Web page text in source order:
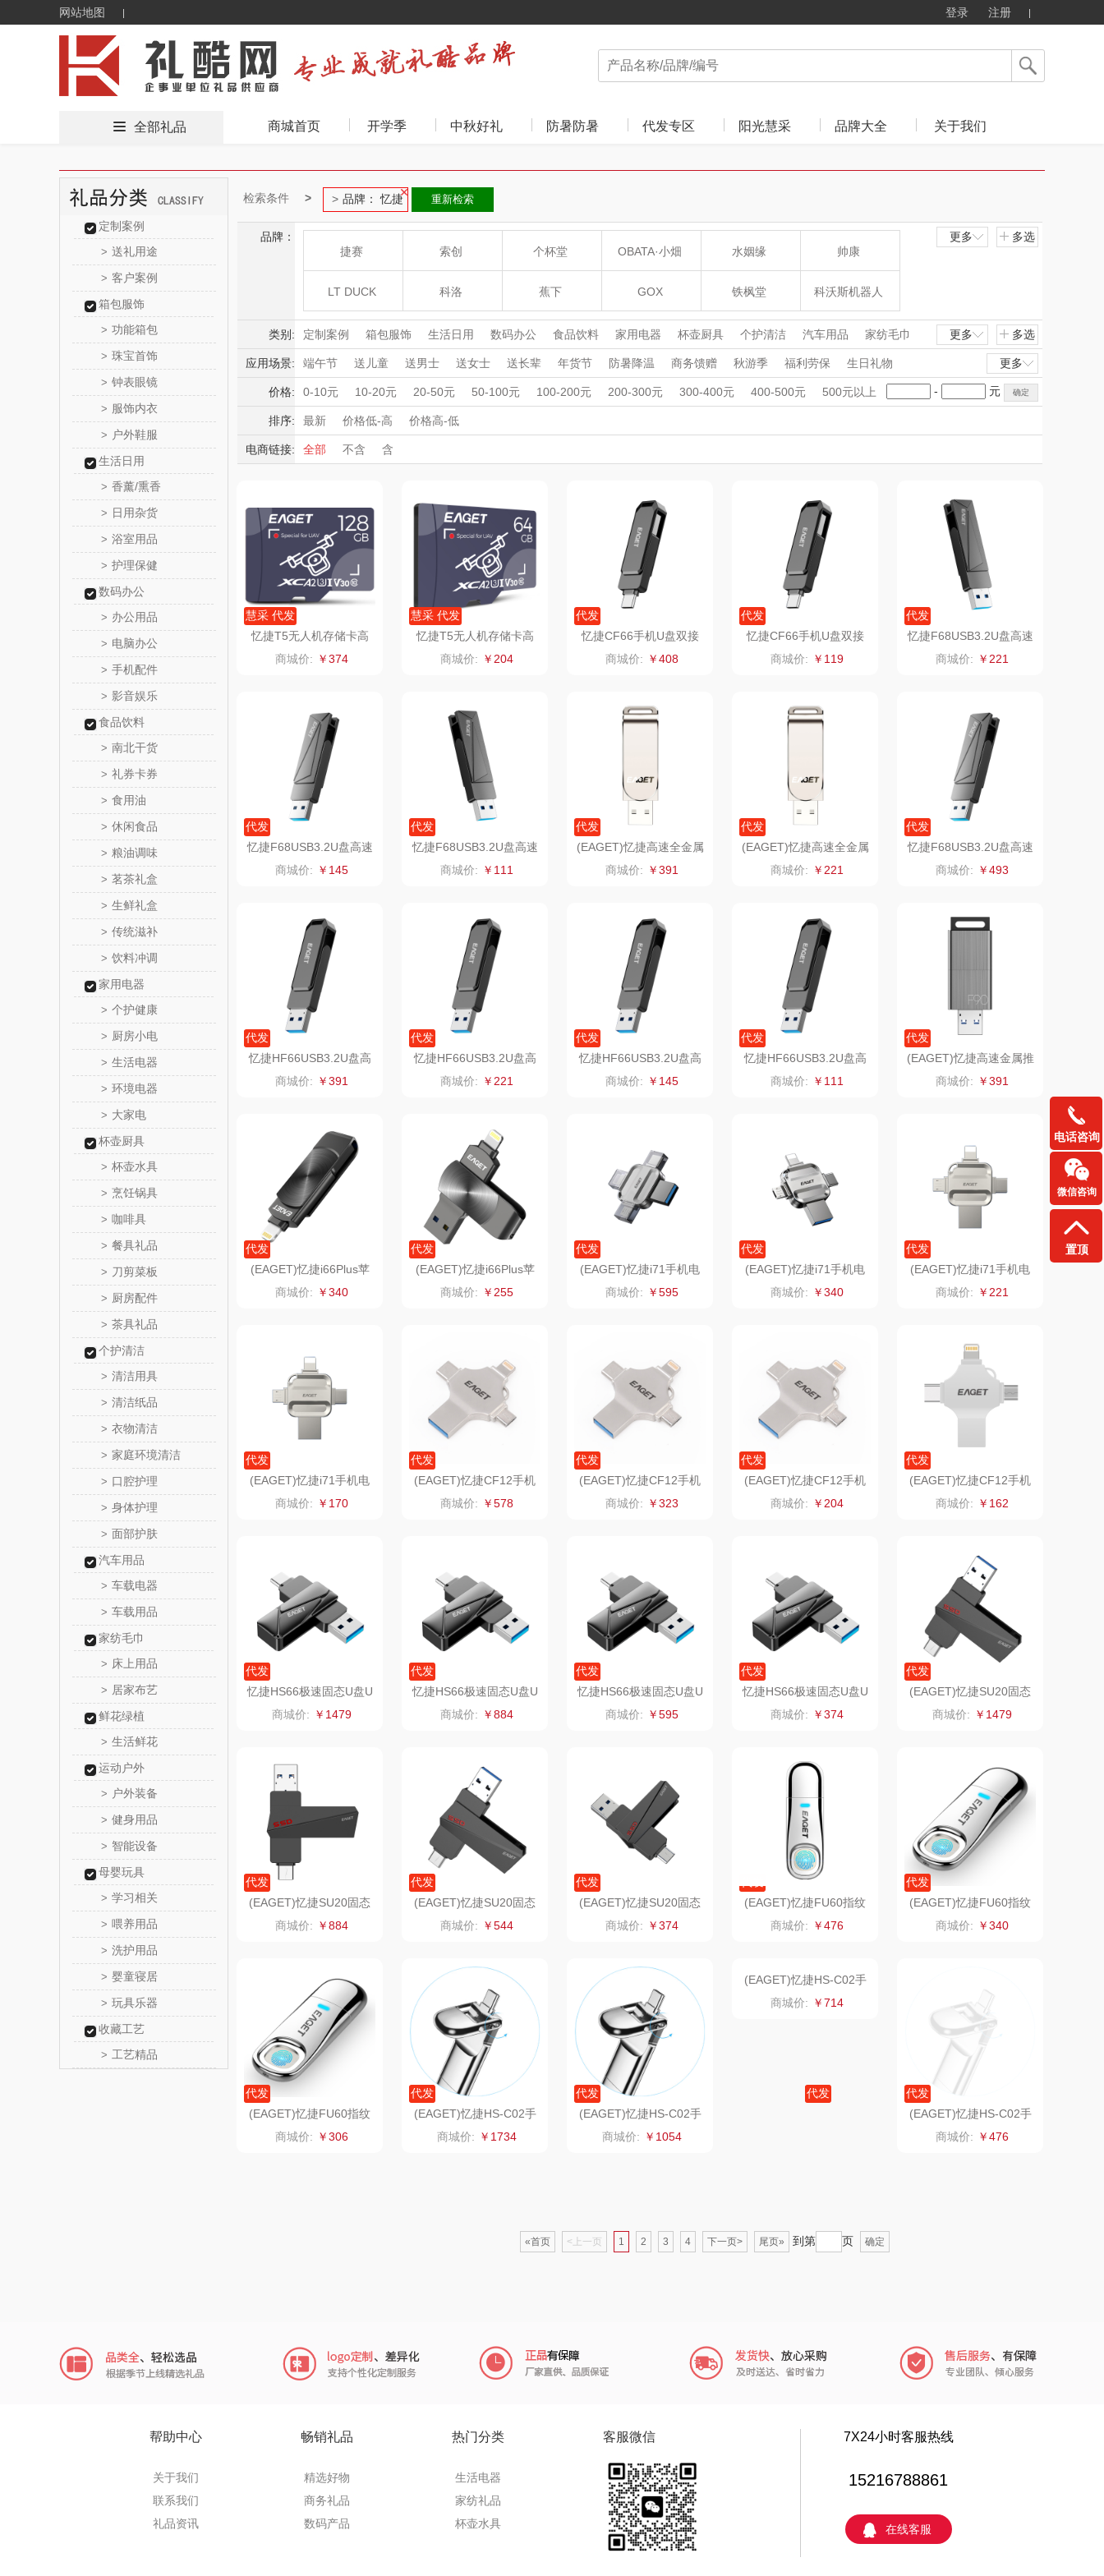
网站地图 登录 注册
全部礼品 商城首页 开学季 中秋好礼 防暑防暑 代发专区 阳光慧采 品牌大全 关于我们
定制案例
> 送礼用途
> 客户案例
箱包服饰
> 功能箱包
> 珠宝首饰
> 钟表眼镜
> 服饰内衣
> 户外鞋服
生活日用
> 香薰/熏香
> 日用杂货
> 浴室用品
> 护理保健
数码办公
> 办公用品
> 电脑办公
> 手机配件
> 影音娱乐
食品饮料
> 南北干货
> 礼券卡券
> 食用油
> 休闲食品
> 粮油调味
> 茗茶礼盒
> 生鲜礼盒
> 传统滋补
> 饮料冲调
家用电器
> 个护健康
> 厨房小电
> 生活电器
> 环境电器
> 大家电
杯壶厨具
> 杯壶水具
> 烹饪锅具
> 咖啡具
> 餐具礼品
> 刀剪菜板
> 厨房配件
> 茶具礼品
个护清洁
> 清洁用具
> 清洁纸品
> 衣物清洁
> 家庭环境清洁
> 口腔护理
> 身体护理
> 面部护肤
汽车用品
> 车载电器
> 车载用品
家纺毛巾
> 床上用品
> 居家布艺
鲜花绿植
> 生活鲜花
运动户外
> 户外装备
> 健身用品
> 智能设备
母婴玩具
> 学习相关
> 喂养用品
> 洗护用品
> 婴童寝居
> 玩具乐器
收藏工艺
> 工艺精品
检索条件 品牌： 忆捷 重新检索
品牌：
捷赛
索创 个杯堂 OBATA·小畑 水姻缘 帅康
LT DUCK 科洛 蕉下 GOX 铁枫堂 科沃斯机器人
乐扣乐扣 超人（SID） 富安娜 膳魔师THERMOS 麦多多 唛恪
SNOOPY史努比 小米 曼秀雷敦花 欧舒丹 爱仕达 罗技
名创优品 多样屋
lipingifts
新秀丽 夏普SHARP 绽家 途柏丽TOBERLIR
momo（杯壶） 大嘴猴（杯壶厨具
雨伞）
MOVA
非一FETANA 乐扣乐扣（家居/
袋）
宝堂马氏铺子
DGI 唯宝 纺王 万象
（线下款）
斯凯奇SKECHER 可口可乐Coca Col 百草味（代理商）
立白（包销款） 润本（套装） 戴可思
阿茜娅（AGIA） 首佩 罗莱超柔床品
润心 奈雪茶院 奈雪的茶 克洛特 睿嫣 竹盐
爱润丝婷 小天鹅
拜灭士 洁玉（定制款） 富昌（定制款） 爱国者（移动电
荣诚 江中猴姑
保卫蛋蛋 马克图布 苏泊尔（代理商） 九阳（代理商） 晒瑞 实丰文化
五芳斋
皇家粮仓 干饭熊饱饱 梦洁家纺 路悠悠
金龙鱼（包销款） 德菲摩尔 伊莎贝拉
润本（套装类） 雅鹿
味滋源（包销款） 英红（包销款） 八马（包销款） 雅莉格丝 臻牧
1）
洁丽雅（包销款） 云栖桦田 百事食品 奥克斯
五丰黎红 小胖爪 可可满分 无印良品（代理
商）
味滋源（品牌方）
呼也
泉尔思 润培 百事（饮具类） 三胖蛋
赫兰希 几梦 欧丽薇兰
天琴 朗赫 西屋（风扇类） 汤姆逊 皮尔卡丹（皮具
锡品源
温仑山（电器类） 洁丽雅（代理商） 康巴赫（锅具类） 悦湘湖 万华茶林
飞利浦新安怡 伊莱克斯 乐扣乐扣（箱包杯
海信 乐美雅（餐具类） 珍视明 WENGER/威戈
爱仕达 悠米UURMI 富安娜（包销款）
福临门 卜珂 味滋源 玺魁 半亩川 双立人
正负零 七匹狼 护舒宝 顺然
信科 南方寝饰 瓷咖什 氛围部落
乐扣乐扣（小家 厨创妈咪 陇间柒月(包销款)
瑞驰SWICKY
鲸选码头 家之礼 啄木鸟PLOVER 胡姬花
圣匠鲁班
云鲸 迪士尼（儿童类） 君乐宝
小甘菊 贝弗伦
更多 多选
类别: 定制案例 箱包服饰 生活日用 数码办公 食品饮料 家用电器 杯壶厨具 个护清洁 汽车用品
家纺毛巾
鲜花绿植
运动户外 母婴玩具 收藏工艺
更多 多选
应用场景: 端午节 送儿童 送男士 送女士 送长辈 年货节 防暑降温 商务馈赠 秋游季 福利劳保
生日礼物
积分礼品
周年庆礼品 春游踏青 开学季礼品 毕业季礼品 开门红专区 伴手礼盒 会议礼品
国潮文创
暖冬好物
外事出国 入职礼
高端送礼
开业乔迁 乡村振兴 定制案例 珠宝礼品 酒店旅游 高校礼品 女神节 奶企礼品
银行礼品
保险礼品
建材礼品 政企单位 房地产礼品 汽车礼品 进店礼 情人节 七夕节 建党节 圣诞节
教师节
更多
价格: 0-10元 10-20元 20-50元 50-100元 100-200元 200-300元 300-400元 400-500元 500元以上 - 元
排序: 最新 价格低-高 价格高-低
电商链接: 全部 不含 含
慧采 代发
忆捷T5无人机存储卡高
速稳定4K高速TF卡128G
商城价: ￥374
慧采 代发
忆捷T5无人机存储卡高
速稳定4K高速TF卡64G
商城价: ￥204
代发
忆捷CF66手机U盘双接
口手机电脑多用旋转金属
优盘256GB
商城价: ￥408
代发
忆捷CF66手机U盘双接
口手机电脑多用旋转金属
优盘32GB
商城价: ￥119
代发
忆捷F68USB3.2U盘高速
全金属优盘128G
商城价: ￥221
代发
忆捷F68USB3.2U盘高速
全金属优盘64G
商城价: ￥145
代发
忆捷F68USB3.2U盘高速
全金属优盘32G
商城价: ￥111
代发
(EAGET)忆捷高速全金属
车载优盘音乐盘F60-256
G
商城价: ￥391
代发
(EAGET)忆捷高速全金属
车载优盘音乐盘F60-128
G
商城价: ￥221
代发
忆捷F68USB3.2U盘高速
全金属优盘256G
商城价: ￥493
代发
忆捷HF66USB3.2U盘高
速全金属旋转优盘256G
商城价: ￥391
代发
忆捷HF66USB3.2U盘高
速全金属旋转优盘128G
商城价: ￥221
代发
忆捷HF66USB3.2U盘高
速全金属旋转优盘64G
商城价: ￥145
代发
忆捷HF66USB3.2U盘高
速全金属旋转优盘32G
商城价: ￥111
代发
(EAGET)忆捷高速金属推
拉式车载商务优盘F90-2
56G
商城价: ￥391
代发
(EAGET)忆捷i66Plus苹
果U盘手机电脑两用128
G
商城价: ￥340
代发
(EAGET)忆捷i66Plus苹
果U盘手机电脑两用64G
商城价: ￥255
代发
(EAGET)忆捷i71手机电
脑通用四接口U盘256G
商城价: ￥595
代发
(EAGET)忆捷i71手机电
脑通用四接口U盘128G
商城价: ￥340
代发
(EAGET)忆捷i71手机电
脑通用四接口U盘64G
商城价: ￥221
代发
(EAGET)忆捷i71手机电
脑通用四接口U盘32G
商城价: ￥170
代发
(EAGET)忆捷CF12手机
电脑两用四合一U盘256
G
商城价: ￥578
代发
(EAGET)忆捷CF12手机
电脑两用四合一U盘128
G
商城价: ￥323
代发
(EAGET)忆捷CF12手机
电脑两用四合一U盘64G
商城价: ￥204
代发
(EAGET)忆捷CF12手机
电脑两用四合一U盘32G
商城价: ￥162
代发
忆捷HS66极速固态U盘U
SB3.2手机双接口优盘1T
商城价: ￥1479
代发
忆捷HS66极速固态U盘U
SB3.2手机双接口优盘51
2G
商城价: ￥884
代发
忆捷HS66极速固态U盘U
SB3.2手机双接口优盘25
6G
商城价: ￥595
代发
忆捷HS66极速固态U盘U
SB3.2手机双接口优盘12
8G
商城价: ￥374
代发
(EAGET)忆捷SU20固态
U盘商务高速闪存u盘1T
B
商城价: ￥1479
代发
(EAGET)忆捷SU20固态
U盘商务高速闪存u盘512
G
商城价: ￥884
代发
(EAGET)忆捷SU20固态
U盘商务高速闪存u盘256
G
商城价: ￥544
代发
(EAGET)忆捷SU20固态
U盘商务高速闪存u盘128
G
商城价: ￥374
(EAGET)忆捷FU60指纹
加密U盘防泄密全盘加密
128G
商城价: ￥476
代发
(EAGET)忆捷FU60指纹
加密U盘防泄密全盘加密
64GB
商城价: ￥340
代发
(EAGET)忆捷FU60指纹
加密U盘防泄密全盘加密
32GB
商城价: ￥306
代发
(EAGET)忆捷HS-C02手
机固态硬盘优盘1TB
商城价: ￥1734
代发
(EAGET)忆捷HS-C02手
机固态硬盘优盘512G
商城价: ￥1054
代发
(EAGET)忆捷HS-C02手
机固态硬盘优盘128G
商城价: ￥476
«首页 <上一页 1 2 3 4 下一页> 尾页» 到第 页 确定
帮助中心
关于我们
联系我们
礼品资讯
畅销礼品
精选好物
商务礼品
数码产品
热门分类
生活电器
家纺礼品
杯壶水具
客服微信 7X24小时客服热线
15216788861
在线客服
电话咨询
微信咨询
置顶